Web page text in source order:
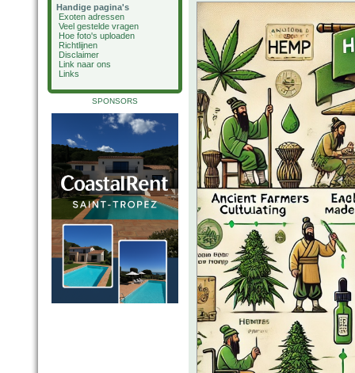
Handige pagina's
Exoten adressen
Veel gestelde vragen
Hoe foto's uploaden
Richtlijnen
Disclaimer
Link naar ons
Links
SPONSORS